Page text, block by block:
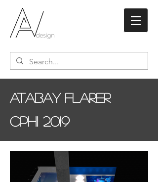
Atabay Flarer
CPHI 2019